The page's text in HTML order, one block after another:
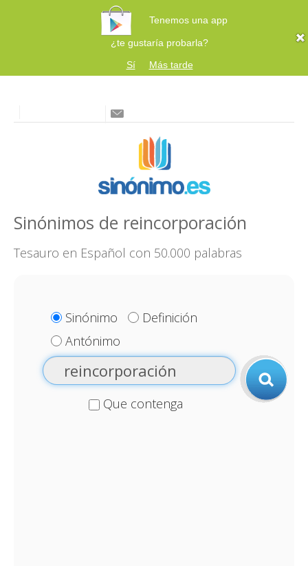
Tenemos una app
¿te gustaría probarla?
Sí
Más tarde
Sinónimos de reincorporación
Tesauro en Español con 50.000 palabras
Sinónimo
Definición
Antónimo
Que contenga